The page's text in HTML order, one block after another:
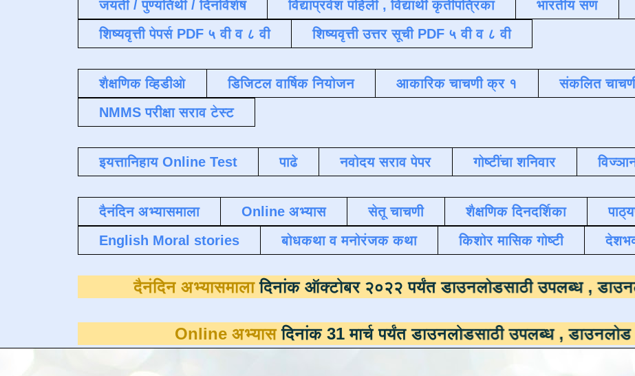
जयंती / पुण्यतिथी / दिनविशेष
विद्याप्रवेश पहिली , विद्यार्थी कृतीपत्रिका भारतीय सण
शिष्यवृत्ती पेपर्स PDF ५ वी व ८ वी
शिष्यवृत्ती उत्तर सूची PDF ५ वी व ८ वी
शैक्षणिक व्हिडीओ डिजिटल वार्षिक नियोजन आकारिक चाचणी क्र १
संकलित
NMMS परीक्षा सराव टेस्ट
इयत्तानिहाय Online Test पाढे नवोदय सराव पेपर गोष्टींचा शनिवार
दैनंदिन अभ्यासमाला Online अभ्यास सेतू चाचणी शैक्षणिक दिनदर्शिका
English Moral stories
बोधकथा व मनोरंजक कथा किशोर मासिक गोष्टी
दैनंदिन अभ्यासमालादिनांक ऑक्टोबर २०२२ पर्यंत डाउनलोडसाठी
Online अभ्यासदिनांक 31 मार्च पर्यंत डाउनलोडसाठी उपलब्ध ,डाउनलोड